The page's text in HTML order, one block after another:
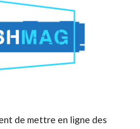
de mettre en ligne des